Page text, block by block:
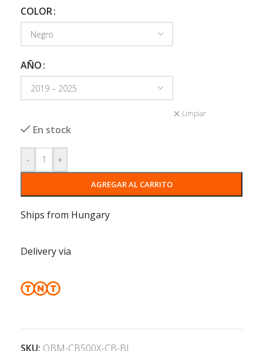
COLOR
AÑO
Limpiar
En stock
- +
AGREGAR AL CARRITO
Ships from Hungary
Delivery via
SKU: OBM-CB500X-CB-BL